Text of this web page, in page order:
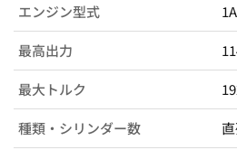
エンジン型式
最高出力
最大トルク
種類・シリンダー数